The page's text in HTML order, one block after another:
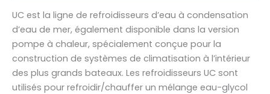
UC est la ligne de refroidisseurs d’eau à condensation
d’eau de mer, également disponible dans la version
pompe à chaleur, spécialement conçue pour la
construction de systèmes de climatisation à l’intérieur
des plus grands bateaux. Les refroidisseurs UC sont
utilisés pour refroidir/chauffer un mélange eau-glycol